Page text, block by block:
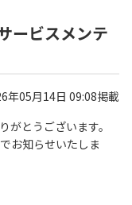
ービスメンテ
年05月14日 09:08掲載
がとうございます。
お知らせいたしま